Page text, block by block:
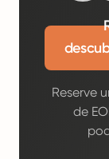
Reserve
de